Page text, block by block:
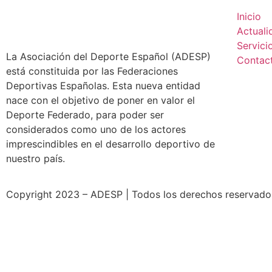
La Asociación del Deporte Español (ADESP)
está constituida por las Federaciones
Deportivas Españolas. Esta nueva entidad
nace con el objetivo de poner en valor el
Deporte Federado, para poder ser
considerados como uno de los actores
imprescindibles en el desarrollo deportivo de
nuestro país.
Inicio
Copyright 2023 – ADESP | Todos los derechos